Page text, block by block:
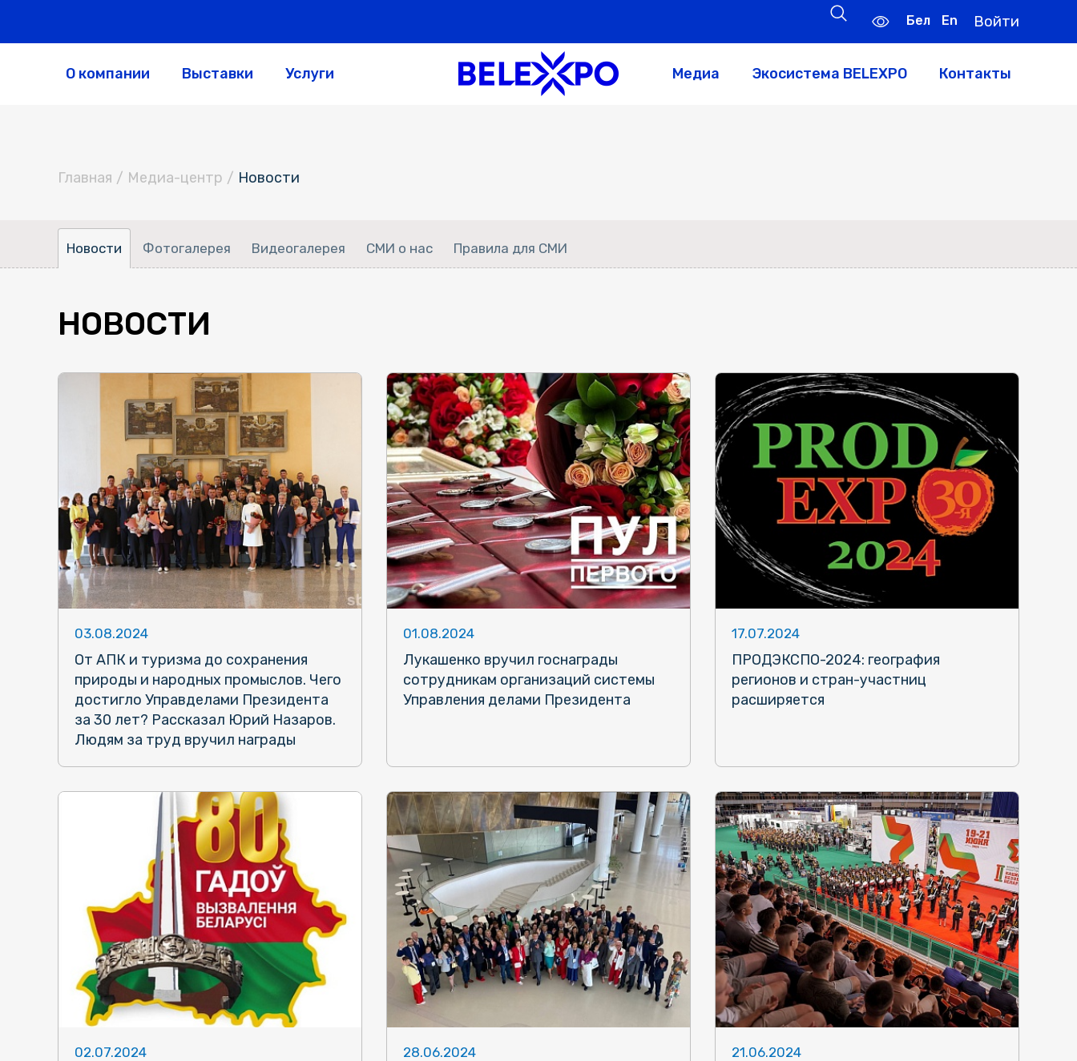
Бел En Войти
О компании Выставки Услуги Медиа Экосистема BELEXPO Контакты
Главная / Медиа-центр / Новости
Новости Фотогалерея Видеогалерея СМИ о нас Правила для СМИ
НОВОСТИ
03.08.2024
От АПК и туризма до сохранения
природы и народных промыслов. Чего
достигло Управделами Президента
за 30 лет? Рассказал Юрий Назаров.
Людям за труд вручил награды
01.08.2024
Лукашенко вручил госнаграды
сотрудникам организаций системы
Управления делами Президента
17.07.2024
ПРОДЭКСПО-2024: география
регионов и стран-участниц
расширяется
02.07.2024 28.06.2024 21.06.2024